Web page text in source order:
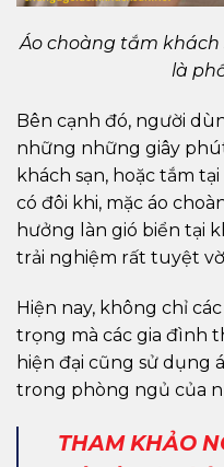
Áo choàng tắm
là
Bên cạnh đó, người
những những giây
khách sạn, hoặc tắm
có đôi khi, mặc áo
hưởng làn gió biển tại
trải nghiệm rất tuyệt
Hiện nay, không chỉ
trọng mà các gia đình
hiện đại cũng sử dụng
trong phòng ngủ của
THAM KHẢO